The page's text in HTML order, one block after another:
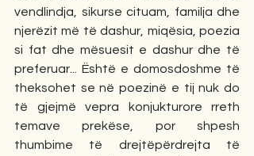
vendlindja, sikurse cituam, familja dhe
njerëzit më të dashur, miqësia, poezia
si fat dhe mësuesit e dashur dhe të
preferuar... Është e domosdoshme të
theksohet se në poezinë e tij nuk do
të gjejmë vepra konjukturore rreth
temave prekëse, por shpesh
thumbime të drejtëpërdrejta të